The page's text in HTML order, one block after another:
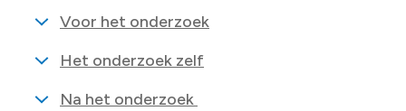
Voor het onderzoek
Het onderzoek zelf
Na het onderzoek